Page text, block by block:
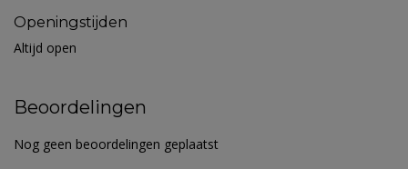
Openingstijden
Altijd open
Beoordelingen
Nog geen beoordelingen geplaatst